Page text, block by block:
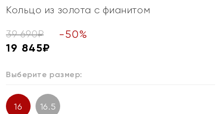
Кольцо из золота с фианитом
39 690₽ -50%
19 845₽
Выберите размер:
16 16.5